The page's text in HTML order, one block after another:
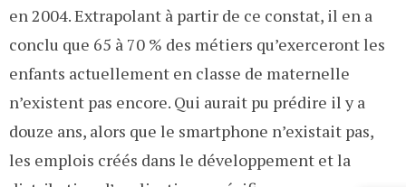
en 2004. Extrapolant à partir de ce constat, il en a
conclu que 65 à 70 % des métiers qu’exerceront les
enfants actuellement en classe de maternelle
n’existent pas encore. Qui aurait pu prédire il y a
douze ans, alors que le smartphone n’existait pas,
les emplois créés dans le développement et la